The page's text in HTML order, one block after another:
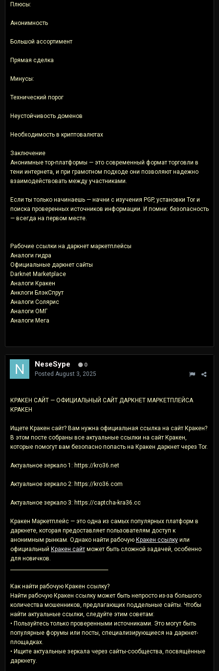
Плюсы:
Анонимность
Большой ассортимент
Прямая сделка
Минусы:
Технический порог
Неустойчивость доменов
Необходимость в криптовалютах
Заключение
Анонимные тор-платформы — это современный формат торговли в
тени интернета, и при грамотном подходе они позволяют надежно
взаимодействовать между участниками.
Если ты только начинаешь — начни с изучения PGP, установки Tor и
поиска проверенных источников информации. И помни: безопасность
— всегда на первом месте.
Рабочие ссылки на даркнет маркетплейсы
Аналоги гидра
Официальные даркнет сайты
Darknet Marketplace
Аналоги Кракен
Анклоги БлэкСпрут
Аналоги Солярис
Аналоги ОМГ
Аналоги Мега
NeseSype 0
Posted August 3, 2025
КРАКЕН САЙТ — ОФИЦИАЛЬНЫЙ САЙТ ДАРКНЕТ МАРКЕТПЛЕЙСА
КРАКЕН
Ищете Кракен сайт? Вам нужна официальная ссылка на сайт Кракен?
В этом посте собраны все актуальные ссылки на сайт Кракен,
которые помогут вам безопасно попасть на Кракен даркнет через Tor.
Актуальное зеркало 1: https://kro36.net
Актуальное зеркало 2: https://kro36.com
Актуальное зеркало 3: https://captcha-kra36.cc
Кракен Маркетплейс — это одна из самых популярных платформ в
даркнете, которая предоставляет пользователям доступ к
анонимным рынкам. Однако найти рабочую Кракен ссылку или
официальный Кракен сайт может быть сложной задачей, особенно
для новичков.
Как найти рабочую Кракен ссылку?
Найти рабочую Кракен ссылку может быть непросто из-за большого
количества мошенников, предлагающих поддельные сайты. Чтобы
найти актуальные ссылки, следуйте этим советам:
• Пользуйтесь только проверенными источниками. Это могут быть
популярные форумы или посты, специализирующиеся на даркнет-
площадках.
• Ищите актуальные зеркала через сайты-сообщества, посвящённые
даркнету.